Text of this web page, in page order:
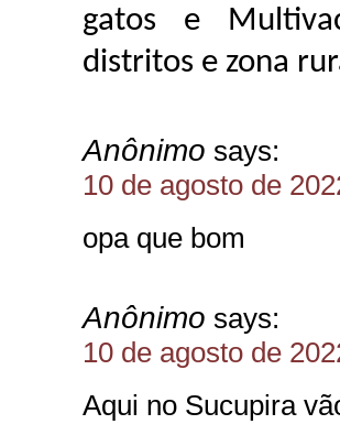
gatos e
distritos e zona
Anônimo says:
10 de agosto de
opa que bom
Anônimo says:
10 de agosto de
Aqui no Sucupira